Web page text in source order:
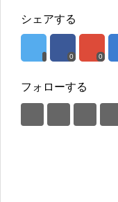
シェアする
0 0
フォローする